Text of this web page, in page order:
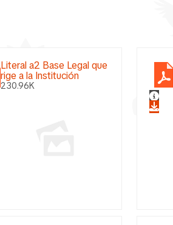
Literal a2 Base Legal que
rige a la Institución
230.96K